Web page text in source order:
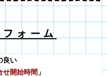
ォーム
良い
せ開始時間 」